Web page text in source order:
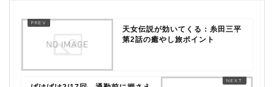
天女伝説が効いてくる：糸田三平
第2話の癒やし旅ポイント